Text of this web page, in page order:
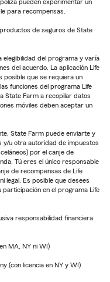
pueden experimentar un
para recompensas.
de seguros de State
elegibilidad del programa y varía
del acuerdo. La aplicación Life
posible que se requiera un
funciones del programa Life
State Farm a recopilar datos
móviles deben aceptar un
State Farm puede enviarte y
y/u otra autoridad de impuestos
por el canje de
Tú eres el único responsable
de recompensas de Life
legal. Es posible que desees
en el programa Life
responsabilidad financiera
MA, NY ni WI)
(con licencia en NY y WI)